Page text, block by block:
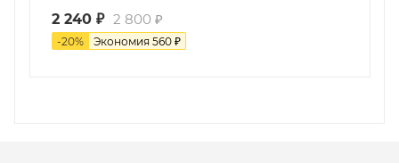
2 240 ₽ 2 800 ₽
-20% Экономия 560 ₽